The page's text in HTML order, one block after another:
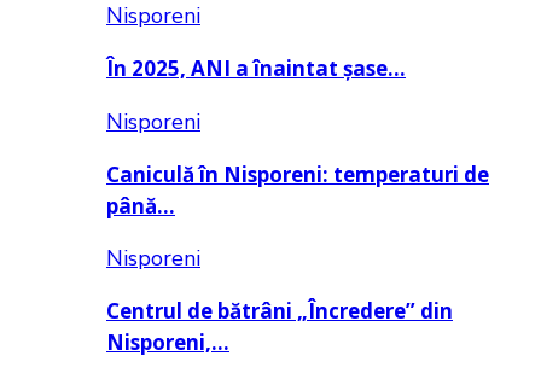
Nisporeni
În 2025, ANI a înaintat șase…
Nisporeni
Caniculă în Nisporeni: temperaturi de
până…
Nisporeni
Centrul de bătrâni „Încredere” din
Nisporeni,…